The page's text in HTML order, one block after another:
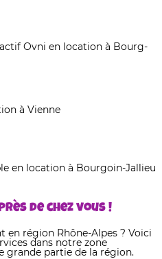
Ovni en location à Bourg-
à Vienne
en location à Bourgoin-Jallieu
de chez vous !
en région Rhône-Alpes ? Voici
dans notre zone
grande partie de la région.